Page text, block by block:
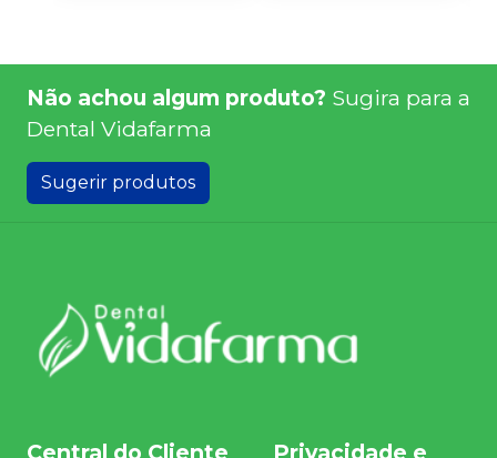
Não achou algum produto? Sugira para a
Dental Vidafarma
Sugerir produtos